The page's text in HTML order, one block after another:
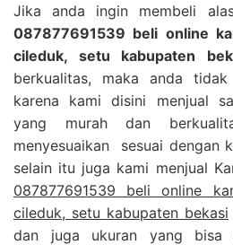
Jika anda ingin membeli
087877691539 beli online
cileduk, setu kabupaten
berkualitas, maka anda
karena kami disini menjual
yang murah dan
menyesuaikan sesuai dengan
selain itu juga kami menjual
087877691539 beli online
cileduk, setu kabupaten bekasi
dan juga ukuran yang bisa